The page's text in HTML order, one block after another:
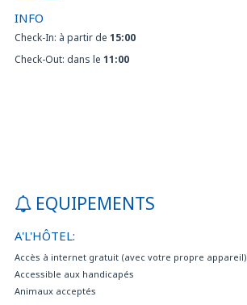
INFO
Check-In: à partir de 15:00
Check-Out: dans le 11:00
EQUIPEMENTS
A'L'HÔTEL:
Accès à internet gratuit (avec votre propre appareil)
Accessible aux handicapés
Animaux acceptés